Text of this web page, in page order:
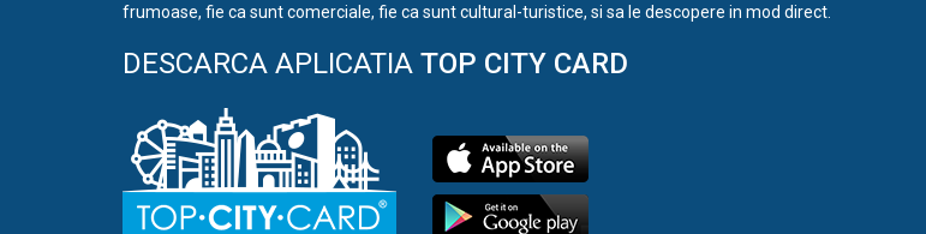
frumoase, fie ca sunt comerciale, fie ca sunt cultural-turistice, si sa le descopere in mod direct.
DESCARCA APLICATIA TOP CITY CARD